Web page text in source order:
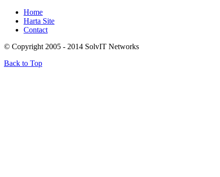
Home
Harta Site
Contact
© Copyright 2005 - 2014 SolvIT Networks
Back to Top